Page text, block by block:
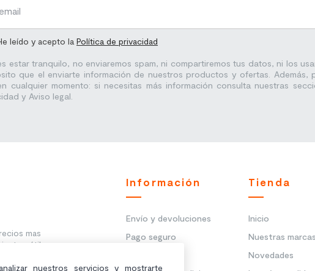
estar tranquilo, no enviaremos spam, ni compartiremos tus datos, ni los
que el enviarte información de nuestros productos y ofertas. Además,
cualquier momento: si necesitas más información consulta nuestras
y Aviso legal.
leído y acepto la Política de privacidad
mas
útiles y
Información
Envío y devoluciones
Pago seguro
Tienda
Inicio
Nuestras
Novedades
nuestros servicios y mostrarte